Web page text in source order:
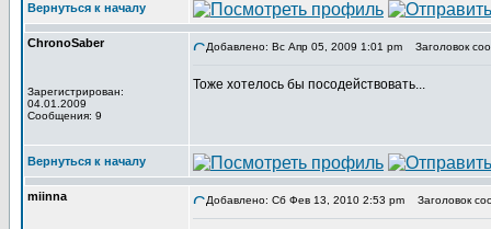
Вернуться к началу
ChronoSaber
Зарегистрирован:
04.01.2009
Сообщения: 9
Добавлено: Вс Апр 05, 2009 1:01 pm Заголовок
Тоже хотелось бы посодействовать...
Вернуться к началу
miinna Добавлено: Сб Фев 13, 2010 2:53 pm Заголовок